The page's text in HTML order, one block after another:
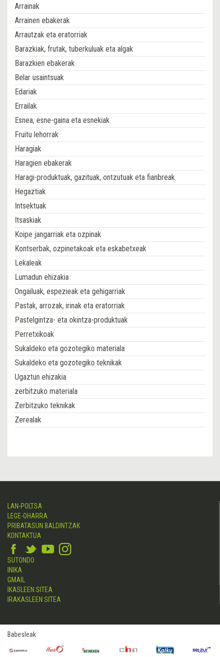
Arrainak
Arrainen ebakerak
Arrautzak eta eratorriak
Barazkiak, frutak, tuberkuluak eta algak
Barazkien ebakerak
Belar usaintsuak
Edariak
Errailak
Esnea, esne-gaina eta esnekiak
Fruitu lehorrak
Haragiak
Haragien ebakerak
Haragi-produktuak, gazituak, ontzutuak eta fianbreak
Hegaztiak
Intsektuak
Itsaskiak
Koipe jangarriak eta ozpinak
Kontserbak, ozpinetakoak eta eskabetxeak
Lekaleak
Lumadun ehizakia
Ongailuak, espezieak eta gehigarriak
Pastak, arrozak, irinak eta eratorriak
Pastelgintza- eta okintza-produktuak
Perretxikoak
Sukaldeko eta gozotegiko materiala
Sukaldeko eta gozotegiko teknikak
Ugaztun ehizakia
zerbitzuko materiala
Zerbitzuko teknikak
Zerealak
LAN-POLTSA
LEGE-OHARRA
PRIBATASUN BALDINTZAK
KONTAKTUA
SUTONDO
INIKA
GMAIL
IKASLEEN SITEA
IRAKASLEEN SITEA
Babesleak